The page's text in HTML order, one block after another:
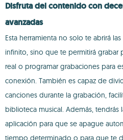
Disfruta del contenido con
avanzadas
Esta herramienta no solo te abrirá
infinito, sino que te permitirá
real o programar grabaciones para
conexión. También es capaz de
canciones durante la grabación,
biblioteca musical. Además,
aplicación para que se apague
tiempo determinado o para que te